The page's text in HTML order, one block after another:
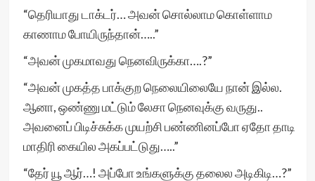
“தெரியாது டாக்டர்… அவன் சொல்லாம கொள்ளாம
காணாம போயிருந்தான்…..”
“அவன் முகமாவது நெனவிருக்கா….?”
“அவன் முகத்த பாக்குற நெலையிலையே நான் இல்ல.
ஆனா, ஒண்ணு மட்டும் லேசா நெனவுக்கு வருது..
அவனைப் பிடிச்சுக்க முயற்சி பண்ணினப்போ ஏதோ தாடி
மாதிரி கையில அகப்பட்டுது…..”
“தேர் யூ ஆர்…! அப்போ உங்களுக்கு தலைல அடிகிடி…?”